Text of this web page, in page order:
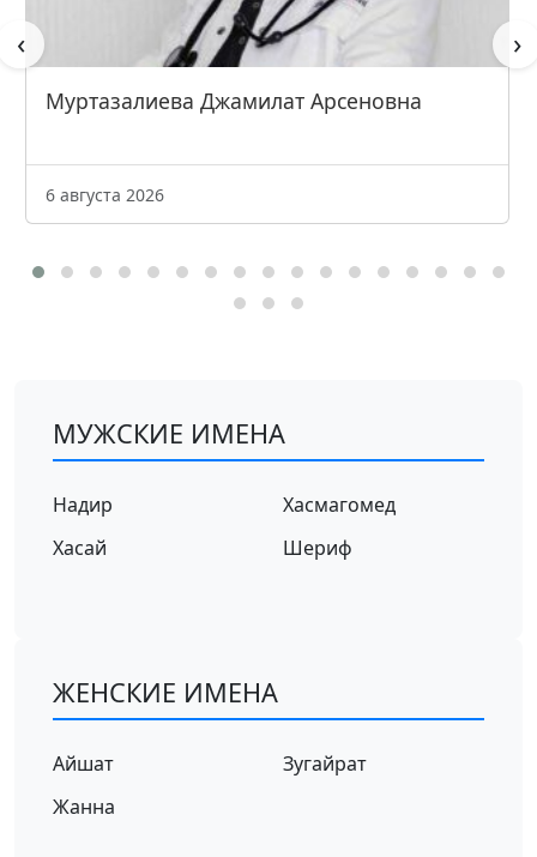
Котиев Ахмед Магомедович
14 января 2026
‹ ›
МУЖСКИЕ ИМЕНА
Надир
Хасай
Хасмагомед
Шериф
ЖЕНСКИЕ ИМЕНА
Айшат
Жанна
Зугайрат